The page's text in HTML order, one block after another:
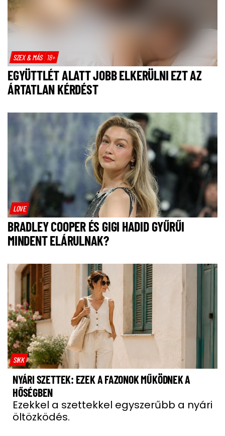
SZEX & MÁS 18+
EGYÜTTLÉT ALATT JOBB ELKERÜLNI EZT AZ
ÁRTATLAN KÉRDÉST
LOVE
BRADLEY COOPER ÉS GIGI HADID GYŰRŰI
MINDENT ELÁRULNAK?
SIKK
NYÁRI SZETTEK: EZEK A FAZONOK MŰKÖDNEK A
HŐSÉGBEN
Ezekkel a szettekkel egyszerűbb a nyári
öltözködés.